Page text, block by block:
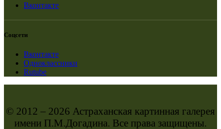
Вконтакте
Соцсети
Вконтакте
Одноклассники
Rutube
© 2012 – 2026 Астраханская картинная галерея
имени П.М.Догадина. Все права защищены.